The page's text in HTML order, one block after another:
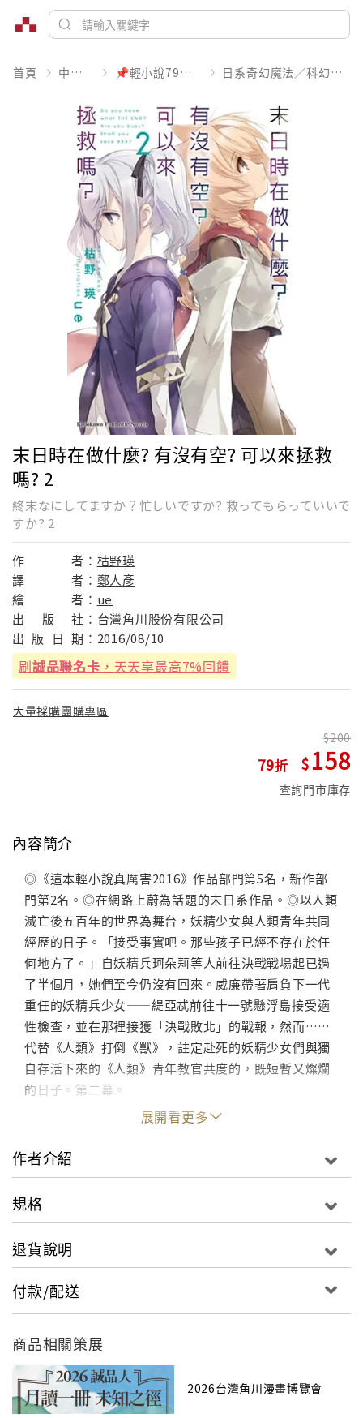
首頁 中文書 📌輕小說79折起 日系奇幻魔法／科幻冒險
末日時在做什麼? 有沒有空? 可以來拯救
嗎? 2
終末なにしてますか？忙しいですか? 救ってもらっていいで
すか? 2
作 者： 枯野瑛
譯
者： 鄭人彥
繪
者： ue
出
版 社： 台灣角川股份有限公司
出 版 日 期： 2016/08/10
刷誠品聯名卡 ，天天享最高7%回饋
大量採購團購專區
79
200
158
查詢門市庫存
內容簡介
◎《這本輕小說真厲害2016》作品部門第5名，新作部
門第2名。◎在網路上蔚為話題的末日系作品。◎以人類
滅亡後五百年的世界為舞台，妖精少女與人類青年共同
經歷的日子。「接受事實吧。那些孩子已經不存在於任
何地方了。」自妖精兵珂朵莉等人前往決戰戰場起已過
了半個月，她們至今仍沒有回來。威廉帶著肩負下一代
重任的妖精兵少女——緹亞忒前往十一號懸浮島接受適
性檢查，並在那裡接獲「決戰敗北」的戰報，然而……
代替《人類》打倒《獸》，註定赴死的妖精少女們與獨
自存活下來的《人類》青年教官共度的，既短暫又燦爛
的日子。第二幕。
展開看更多
作者介紹
規格
退貨說明
付款/配送
商品相關策展
2026台灣角川漫畫博覽會